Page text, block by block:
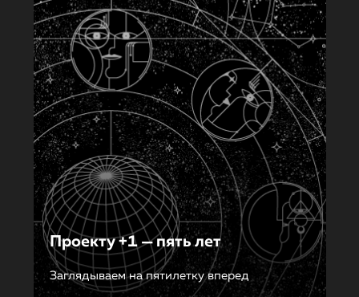
Проекту +1 — пять лет
Заглядываем на пятилетку вперед